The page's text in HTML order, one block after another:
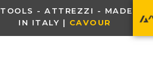
TOOLS - ATTREZZI - MADE
IN ITALY |C A VOUR - T